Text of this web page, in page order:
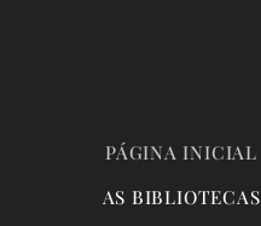
PÁGINA INICIAL
AS BIBLIOTECAS